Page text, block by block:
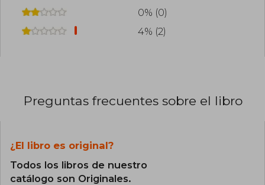
0% (0)
4% (2)
Preguntas frecuentes sobre el libro
¿El libro es original?
Todos los libros de nuestro
catálogo son Originales.